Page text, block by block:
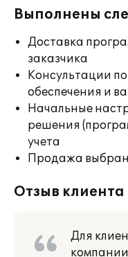
Выполнены
Доставка
заказчика
Консультации
обеспечения и
Начальные
решения
учета
Продажа
Отзыв клиента
Для